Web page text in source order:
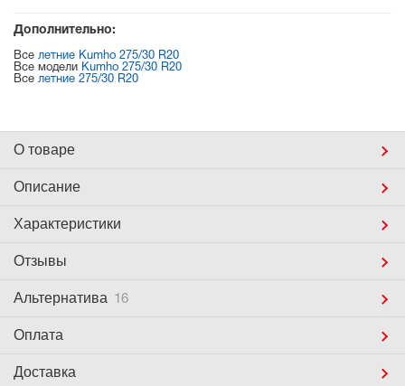
Дополнительно:
Все летние Kumho 275/30 R20
Все модели Kumho 275/30 R20
Все летние 275/30 R20
О товаре
Описание
Характеристики
Отзывы
Альтернатива 16
Оплата
Доставка